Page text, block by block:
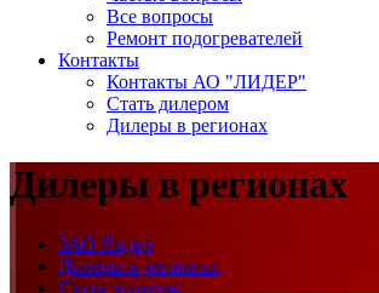
Все вопросы
Ремонт подогревателей
Контакты
Контакты АО "ЛИДЕР"
Стать дилером
Дилеры в регионах
Дилеры в регионах
ЗАО Лидер
Дилеры в регионах
Стать дилером